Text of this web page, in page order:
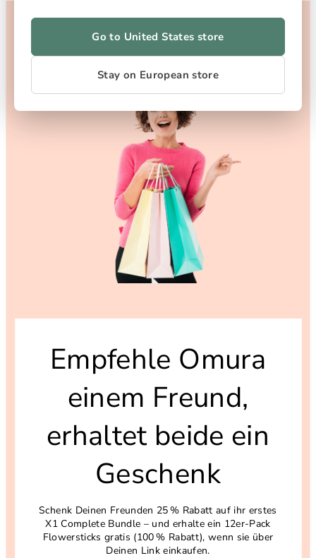
Empfehle Omura
einem Freund,
erhaltet beide ein
Geschenk
Schenk Deinen Freunden 25 % Rabatt auf ihr erstes
X1 Complete Bundle – und erhalte ein 12er-Pack
Flowersticks gratis (100 % Rabatt), wenn sie über
Deinen Link einkaufen.
Go to United States store
Stay on European store